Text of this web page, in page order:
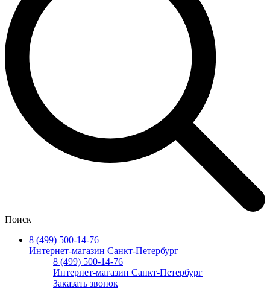
Поиск
8 (499) 500-14-76
Интернет-магазин Санкт-Петербург
8 (499) 500-14-76
Интернет-магазин Санкт-Петербург
Заказать звонок